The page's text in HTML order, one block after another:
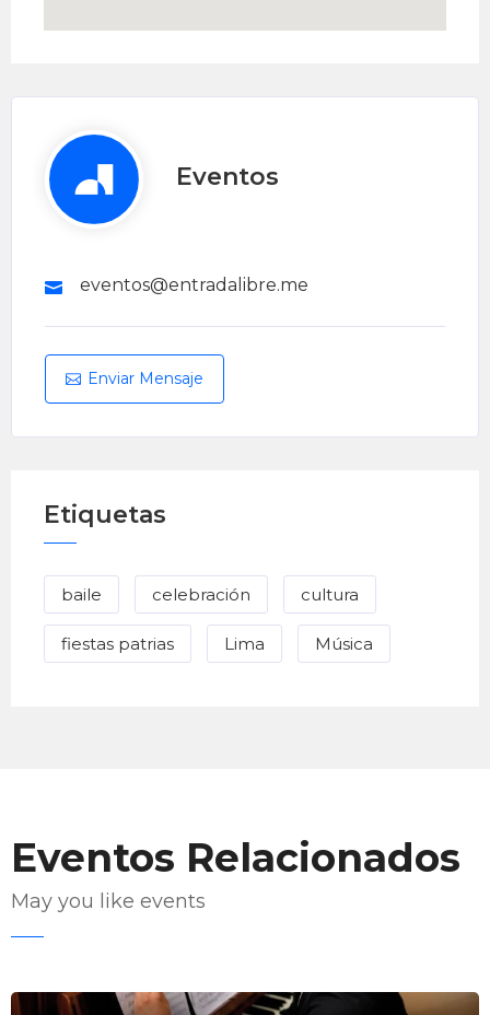
Eventos
eventos@entradalibre.me
Enviar Mensaje
Etiquetas
baile celebración cultura
fiestas patrias Lima Música
Eventos Relacionados
May you like events